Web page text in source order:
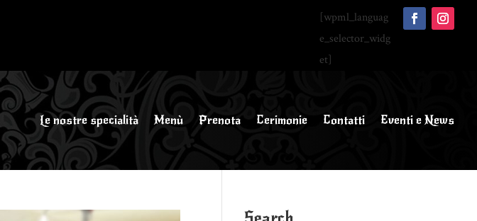
[wpml_languag
e_selector_widg
et]
Le nostre specialità Menù Prenota Cerimonie Contatti Eventi e News